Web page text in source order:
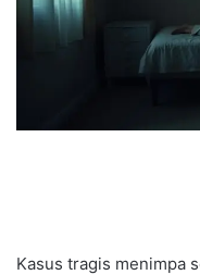
Kasus tragis menimpa